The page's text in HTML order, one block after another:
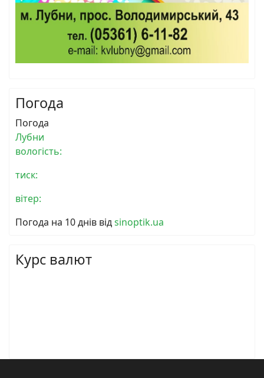
Погода
Погода
Лубни
вологість:
тиск:
вітер:
Погода на 10 днів відsinoptik.ua
Курс валют